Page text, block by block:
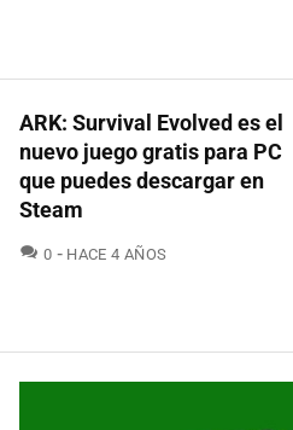
ARK: Survival Evolved es el
nuevo juego gratis para PC
que puedes descargar en
Steam
0 COMENTARIOS
HACE 4 AÑOS